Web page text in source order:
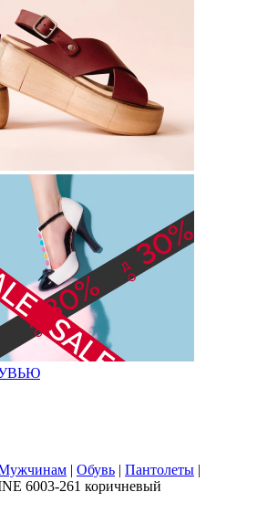
| Обувь | Пантолеты |
6003-261 коричневый